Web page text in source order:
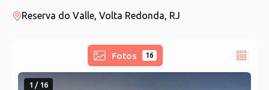
Reserva do Valle, Volta Redonda, RJ
Fotos 16
1 / 16